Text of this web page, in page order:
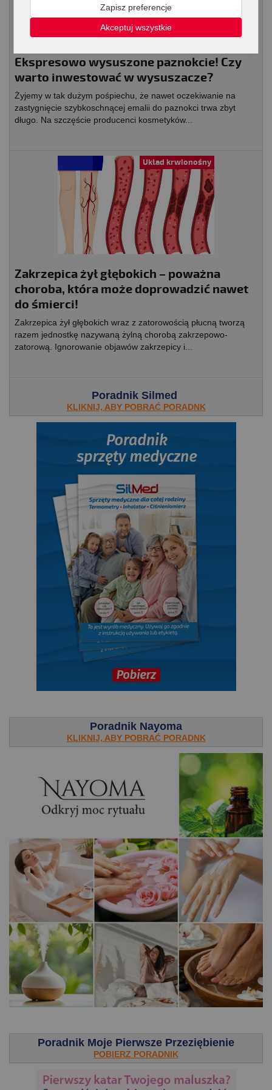
Ekspresowo wysuszone paznokcie! Czy
warto inwestować w wysuszacze?
Żyjemy w tak dużym pośpiechu, że nawet oczekiwanie na
zastygnięcie szybkoschnącej emalii do paznokci trwa zbyt
długo. Na szczęście producenci kosmetyków...
Układ krwionośny
Zakrzepica żył głębokich – poważna
choroba, która może doprowadzić nawet
do śmierci!
Zakrzepica żył głębokich wraz z zatorowością płucną tworzą
razem jednostkę nazywaną żylną chorobą zakrzepowo-
zatorową. Ignorowanie objawów zakrzepicy i...
Poradnik Silmed
KLIKNIJ, ABY POBRAĆ PORADNK
Poradnik Nayoma
KLIKNIJ, ABY POBRAĆ PORADNK
Poradnik Moje Pierwsze Przeziębienie
POBIERZ PORADNIK
Zapisz preferencje
Akceptuj wszystkie